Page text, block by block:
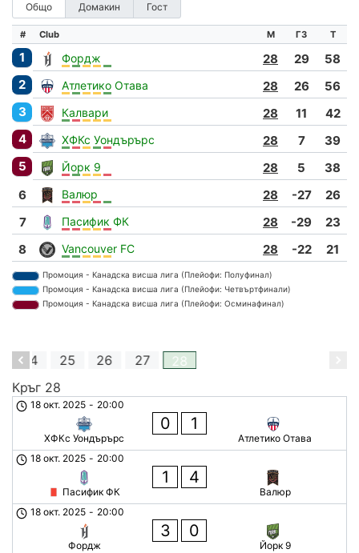
Общо Домакин Гост
# Club М ГЗ Т
1 Фордж 28 29
58
2
Атлетико Отава 28 26
56
3
Калвари 28 11
42
4
ХФКс Уондърърс 28 7
39
5
Йорк 9 28 5
38
6
Валюр 28 -27
26
7
Пасифик ФК 28 -29
23
8
Vancouver FC 28 -22 21
Промоция - Канадска висша лига (Плейофи: Полуфинал)
Промоция - Канадска висша лига (Плейофи: Четвъртфинали)
Промоция - Канадска висша лига (Плейофи: Осминафинал)
24 25 26 27
28
Кръг 28
18 окт. 2025 - 20:00
ХФКс Уондърърс
0 1
Атлетико Отава
18 окт. 2025 - 20:00
Пасифик ФК
1 4
Валюр
18 окт. 2025 - 20:00
Фордж
3 0
Йорк 9